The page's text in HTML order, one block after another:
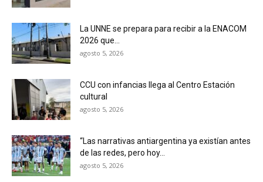
La UNNE se prepara para recibir a la ENACOM
2026 que...
agosto 5, 2026
CCU con infancias llega al Centro Estación
cultural
agosto 5, 2026
“Las narrativas antiargentina ya existían antes
de las redes, pero hoy...
agosto 5, 2026